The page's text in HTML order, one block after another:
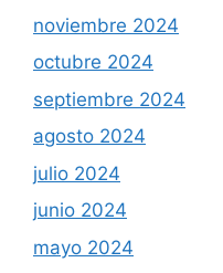
noviembre 2024
octubre 2024
septiembre 2024
agosto 2024
julio 2024
junio 2024
mayo 2024